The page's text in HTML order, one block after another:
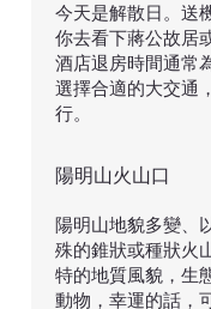
今天是解散日。送
你去看下蔣公故居
酒店退房時間通常
選擇合適的大交通
行。
陽明山地貌多變、
殊的錐狀或種狀火
特的地質風貌，生
動物，幸運的話，
陽明山火山口